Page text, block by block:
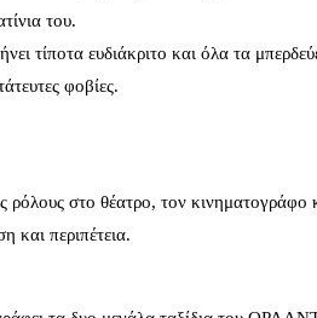
του.
ευδιάκριτο και όλα τα
φοβίες.
στο θέατρο, τον κινηματογράφο
και περιπέτεια.